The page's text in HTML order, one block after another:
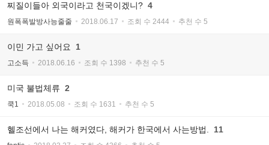
찌질이들아 외국이라고 천국이겠니? 4
원폭폭발방사능줄줄 2018.06.17 조회 수 2444 추천 수 5
이민 가고 싶어요 1
고소득 2018.06.16 조회 수 1398 추천 수 5
미국 불법체류 2
쿡1 2018.05.08 조회 수 1631 추천 수 5
헬조선에서 나는 해커였다, 해커가 한국에서 사는방법. 11